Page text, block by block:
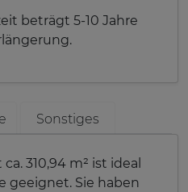
beträgt 5-10 Jahre
Sonstiges
310,94 m² ist ideal
geeignet. Sie haben